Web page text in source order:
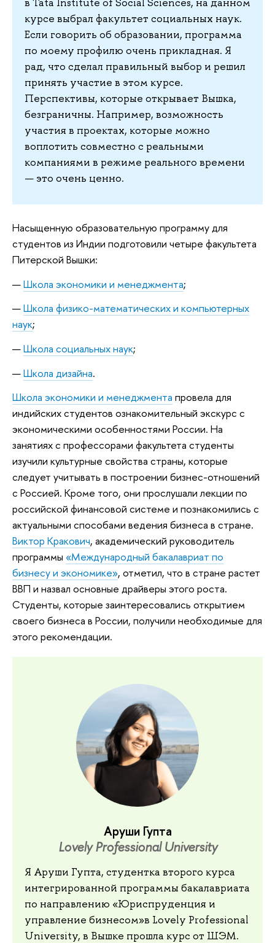
курсе выбрал факультет социальных наук.
Если говорить об образовании, программа
по моему профилю очень прикладная. Я
рад, что сделал правильный выбор и решил
принять участие в этом курсе.
Перспективы, которые открывает Вышка,
безграничны. Например, возможность
участия в проектах, которые можно
воплотить совместно с реальными
компаниями в режиме реального времени
— это очень ценно.
Насыщенную образовательную программу для
студентов из Индии подготовили четыре факультета
Питерской Вышки:
—Школа экономики и менеджмента;
—Школа физико-математических и компьютерных
наук;
—Школа социальных наук;
—Школа дизайна.
Школа экономики и менеджмента провела для
индийских студентов ознакомительный экскурс с
экономическими особенностями России. На
занятиях с профессорами факультета студенты
изучили культурные свойства страны, которые
следует учитывать в построении бизнес-отношений
с Россией. Кроме того, они прослушали лекции по
российской финансовой системе и познакомились с
актуальными способами ведения бизнеса в стране.
Виктор Кракович, академический руководитель
программы «Международный бакалавриат по
бизнесу и экономике», отметил, что в стране растет
ВВП и назвал основные драйверы этого роста.
Студенты, которые заинтересовались открытием
своего бизнеса в России, получили необходимые для
этого рекомендации.
Аруши Гупта
Lovely Professional University
Я Аруши Гупта, студентка второго курса
интегрированной программы бакалавриата
по направлению «Юриспруденция и
управление бизнесом»в Lovely Professional
University, в Вышке прошла курс от ШЭМ.